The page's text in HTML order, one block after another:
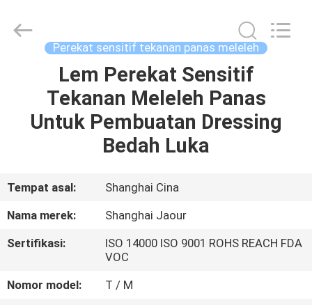
RUMAH
PRODUK
KAMI
PABRIK
Adhesive
Products
Perekat sensitif tekanan panas meleleh
Lem Perekat Sensitif
Tekanan Meleleh Panas
Untuk Pembuatan Dressing
Bedah Luka
Tempat asal:
Shanghai Cina
Nama merek:
Shanghai Jaour
Sertifikasi:
ISO 14000 ISO 9001 ROHS REACH FDA
VOC
Nomor model:
T / M